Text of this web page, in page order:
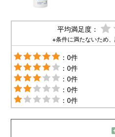
平均満足度：
※条件に満たないため、
：0件
：0件
：0件
：0件
：0件